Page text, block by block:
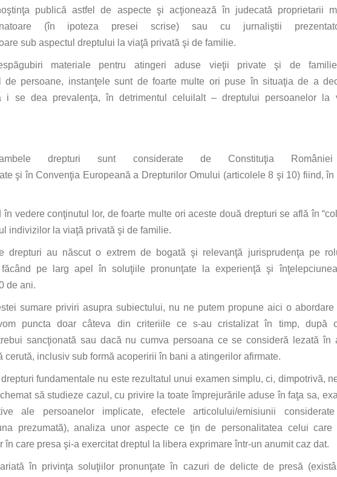
publică astfel de aspecte şi acţionează în judecată proprietarii
(în ipoteza presei scrise) sau cu jurnaliştii
sub aspectul dreptului la viaţă privată şi de familie.
materiale pentru atingeri aduse vieţii privateşi de
de persoane, instanţele suntde foarte multe ori puse în situaţia de a
i se dea prevalenţa, în detrimentul celuilalt – dreptului persoanelor la
drepturisunt considerate de Constituţia României
şi în Convenţia Europeană a Drepturilor Omului (articolele 8 şi 10) fiind,în
în vedereconţinutul lor, de foarte multe ori acestedouă drepturise află în
indivizilor la viaţă privată şi de familie.
drepturi au născuto extrem de bogată şi relevanţă jurisprudenţa pe
făcând pe larg apelîn soluţiile pronunţate la experienţă şi înţelepciunea
de ani.
sumare priviri asupra subiectului, nu ne putem propune aici o abordare
puncta doarcâteva din criteriile ce s-au cristalizatîn timp, după
sancţionată sau dacă nu cumva persoana cese consideră lezată în
cerută, inclusiv sub formă acoperirii în bani a atingerilor afirmate.
drepturi fundamentale nu este rezultatul unui examen simplu,ci, dimpotrivă,
chemat să studieze cazul, cu privire la toate împrejurările aduse în faţa sa,
ale persoanelor implicate, efectele articolului/emisiunii considerate
prezumată),analiza unor aspecte ce ţin de personalitatea celuicare
în care presa şi-a exercitatdreptul la libera exprimare într-un anumit caz dat.
în privinţa soluţiilor pronunţate în cazuri de delicte de presă (